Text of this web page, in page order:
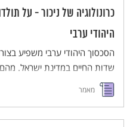
בניסיון מתמיד, כדי להכשירו
השם.
כרונולוגיה של ניכור - על
היהודי ערבי
הסכסוך היהודי ערבי משפיע
שדות החיים במדינת ישראל.
וכיצד הכל התחיל. להלן מאמר
מאמר